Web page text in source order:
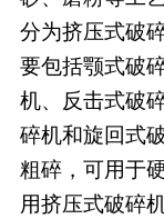
分为挤压式破
要包括颚式破
机、反击式破
碎机和旋回式
粗碎，可用于
用挤压式破碎